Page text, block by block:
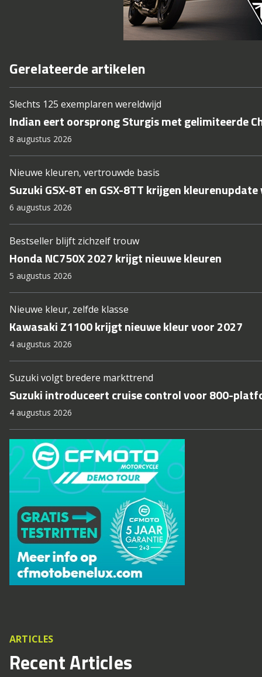
Gerelateerde artikelen
Slechts 125 exemplaren wereldwijd
Indian eert oorsprong Sturgis met gelimiteerde
8 augustus 2026
Nieuwe kleuren, vertrouwde basis
Suzuki GSX-8T en GSX-8TT krijgen
6 augustus 2026
Bestseller blijft zichzelf trouw
Honda NC750X 2027 krijgt nieuwe kleuren
5 augustus 2026
Nieuwe kleur, zelfde klasse
Kawasaki Z1100 krijgt nieuwe kleur voor 2027
4 augustus 2026
Suzuki volgt bredere markttrend
Suzuki introduceert cruise control voor 800-
4 augustus 2026
ARTICLES
Recent Articles